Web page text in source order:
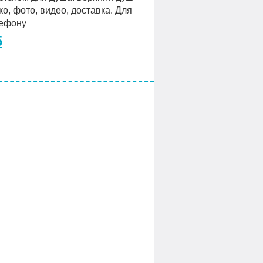
фото, видео, доставка. Для